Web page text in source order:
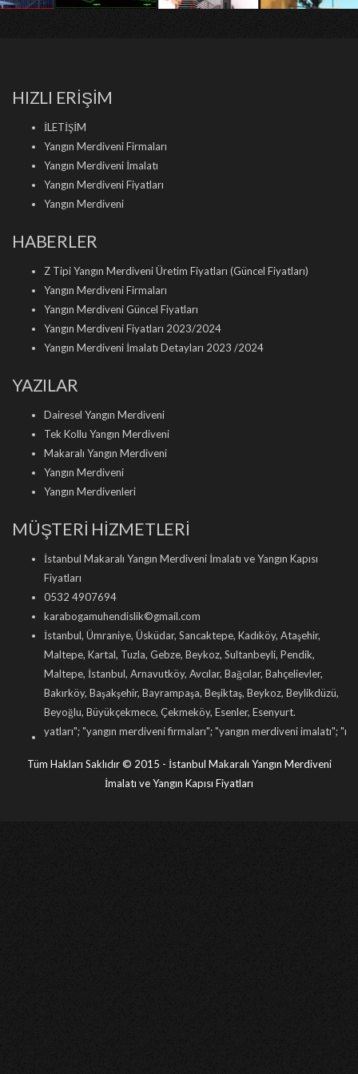
HIZLI ERİŞİM
İLETİŞİM
Yangın Merdiveni Firmaları
Yangın Merdiveni İmalatı
Yangın Merdiveni Fiyatları
Yangın Merdiveni
HABERLER
Z Tipi Yangın Merdiveni Üretim Fiyatları (Güncel Fiyatları)
Yangın Merdiveni Firmaları
Yangın Merdiveni Güncel Fiyatları
Yangın Merdiveni Fiyatları 2023/2024
Yangın Merdiveni İmalatı Detayları 2023 /2024
YAZILAR
Dairesel Yangın Merdiveni
Tek Kollu Yangın Merdiveni
Makaralı Yangın Merdiveni
Yangın Merdiveni
Yangın Merdivenleri
MÜŞTERİ HİZMETLERİ
İstanbul Makaralı Yangın Merdiveni İmalatı ve Yangın Kapısı
Fiyatları
0532 4907694
karabogamuhendislik©gmail.com
İstanbul, Ümraniye, Üsküdar, Sancaktepe, Kadıköy, Ataşehir,
Maltepe, Kartal, Tuzla, Gebze, Beykoz, Sultanbeyli, Pendik,
Maltepe, İstanbul, Arnavutköy, Avcılar, Bağcılar, Bahçelievler,
Bakırköy, Başakşehir, Bayrampaşa, Beşiktaş, Beykoz, Beylikdüzü,
Beyoğlu, Büyükçekmece, Çekmeköy, Esenler, Esenyurt.
yangın merdiveni firmaları"; "yangın merdiveni imalatı"; "makaralı yangın
Tüm Hakları Saklıdır © 2015 - İstanbul Makaralı Yangın Merdiveni
İmalatı ve Yangın Kapısı Fiyatları